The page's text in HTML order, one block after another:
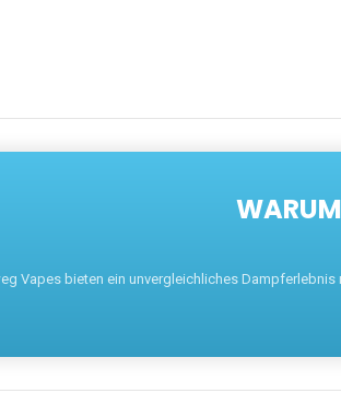
Vapes bieten ein unvergleichliches